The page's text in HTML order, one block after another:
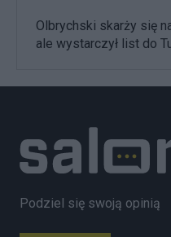
Olbrychski skarży się
ale wystarczył list do
Podziel się swoją opinią